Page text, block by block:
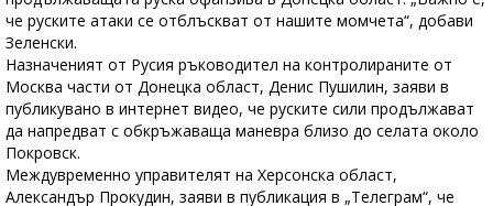
че руските атаки се отблъскват от нашите момчета“, добави
Зеленски.
Назначеният от Русия ръководител на контролираните от
Москва части от Донецка област, Денис Пушилин, заяви в
публикувано в интернет видео, че руските сили продължават
да напредват с обкръжаваща маневра близо до селата около
Покровск.
Междувременно управителят на Херсонска област,
Александър Прокудин, заяви в публикация в „Телеграм“, че